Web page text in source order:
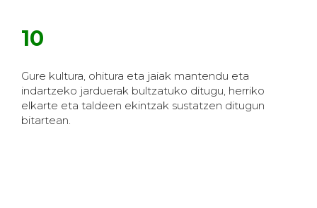
10
Gure kultura, ohitura eta jaiak mantendu eta
indartzeko jarduerak bultzatuko ditugu, herriko
elkarte eta taldeen ekintzak sustatzen ditugun
bitartean.